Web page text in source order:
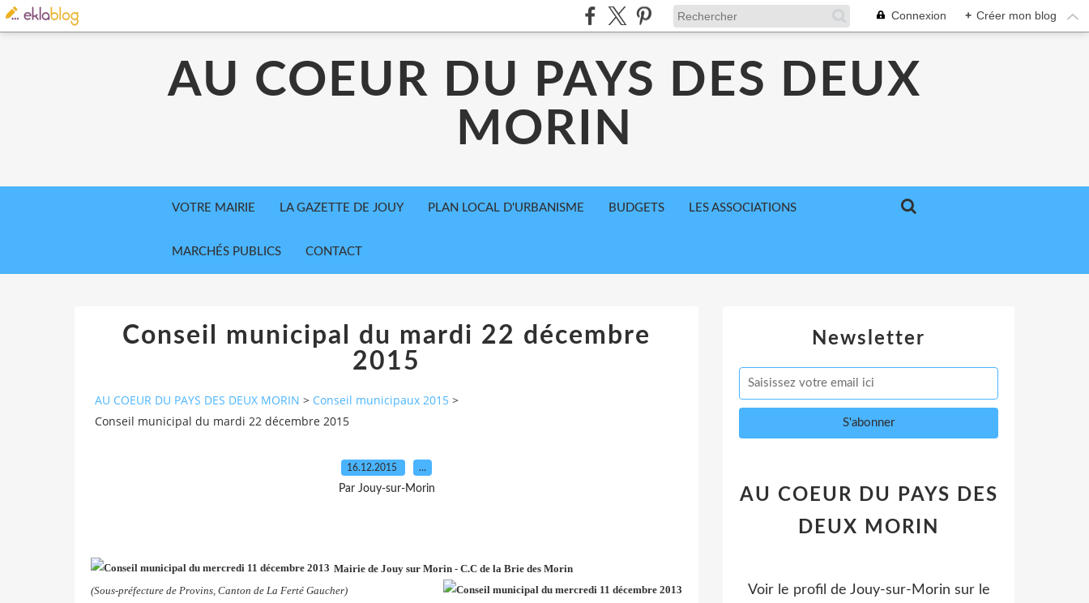
Connexion + Créer mon blog
AU COEUR DU PAYS DES DEUX
MORIN
VOTRE MAIRIE LA GAZETTE DE JOUY PLAN LOCAL D'URBANISME BUDGETS LES ASSOCIATIONS
MARCHÉS PUBLICS CONTACT
Conseil municipal du mardi 22 décembre
2015
AU COEUR DU PAYS DES DEUX MORIN > Conseil municipaux 2015 >
Conseil municipal du mardi 22 décembre 2015
16.12.2015 …
Par Jouy-sur-Morin
Mairie de Jouy sur Morin - C.C de la Brie des Morin
(Sous-préfecture de Provins, Canton de La Ferté Gaucher)
Newsletter
AU COEUR DU PAYS DES
DEUX MORIN
Voir le profil de Jouy-sur-Morin sur le